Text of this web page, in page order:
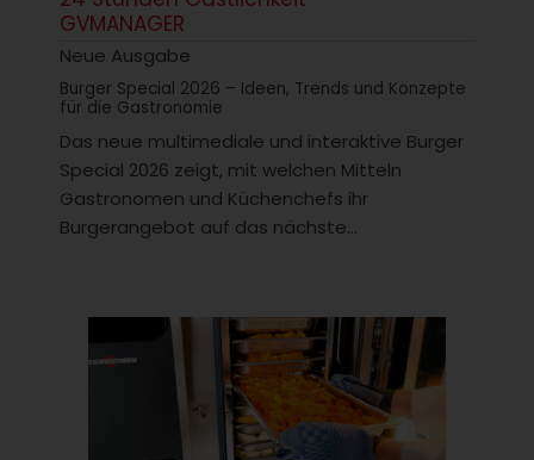
GVMANAGER
Neue Ausgabe
Burger Special 2026 – Ideen, Trends und Konzepte
für die Gastronomie
Das neue multimediale und interaktive Burger
Special 2026 zeigt, mit welchen Mitteln
Gastronomen und Küchenchefs ihr
Burgerangebot auf das nächste...